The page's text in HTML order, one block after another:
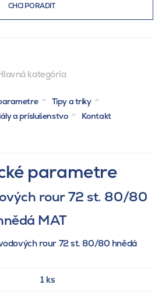
CHCI PORADIT
kategória
Tipy a triky
a príslušenstvo
Kontakt
parametre
rour 72 st. 80/80
MAT
rour 72 st. 80/80 hnědá
1 ks